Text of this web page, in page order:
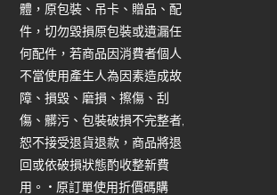
體，原包裝、吊卡、贈品、配
件，切勿毀損原包裝或遺漏任
何配件，若商品因消費者個人
不當使用產生人為因素造成故
障、損毀、磨損、擦傷、刮
傷、髒污、包裝破損不完整者,
恕不接受退貨退款，商品將退
回或依破損狀態酌收整新費
用。 • 原訂單使用折價碼購